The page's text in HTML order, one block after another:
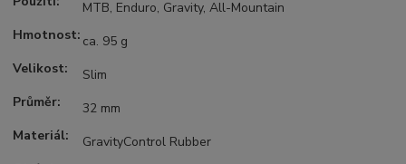
MTB, Enduro, Gravity, All-Mountain
Hmotnost: ca. 95 g
Velikost:
Slim
Průměr:
32 mm
Materiál:
GravityControl Rubber